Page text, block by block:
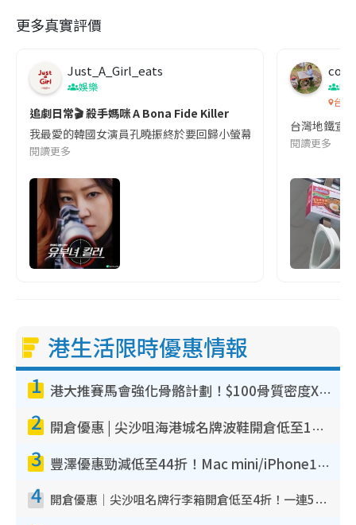
更多真實評價
Just_A_Girl_eats
娛樂
追劇日常🎬 殺手媽咪 A Bona Fide Killer
我最愛的韓國女演員孔曉振終於要回歸小螢幕啦!這次的劇本改編
閱讀更多
co
吹
台灣
台灣地鐵宣
閱讀更多
港生活限時優惠情報
1 港大推賽馬會強化骨骼計劃！$100骨質密度X光檢查 完成免費運動訓練送超市禮券！附參加資格
2 開倉優惠 | 尖沙咀海港城名牌波鞋開倉低至1折！On鞋$899起／Joy&Peace鞋履$98起
3 豐澤優惠勁減低至44折！Mac mini/iPhone17Pro大減價！廚房家電$220起
4 開倉優惠｜尖沙咀名牌行李箱開倉低至4折！一連5日 American Tourister/ace./Hallmark $200起！